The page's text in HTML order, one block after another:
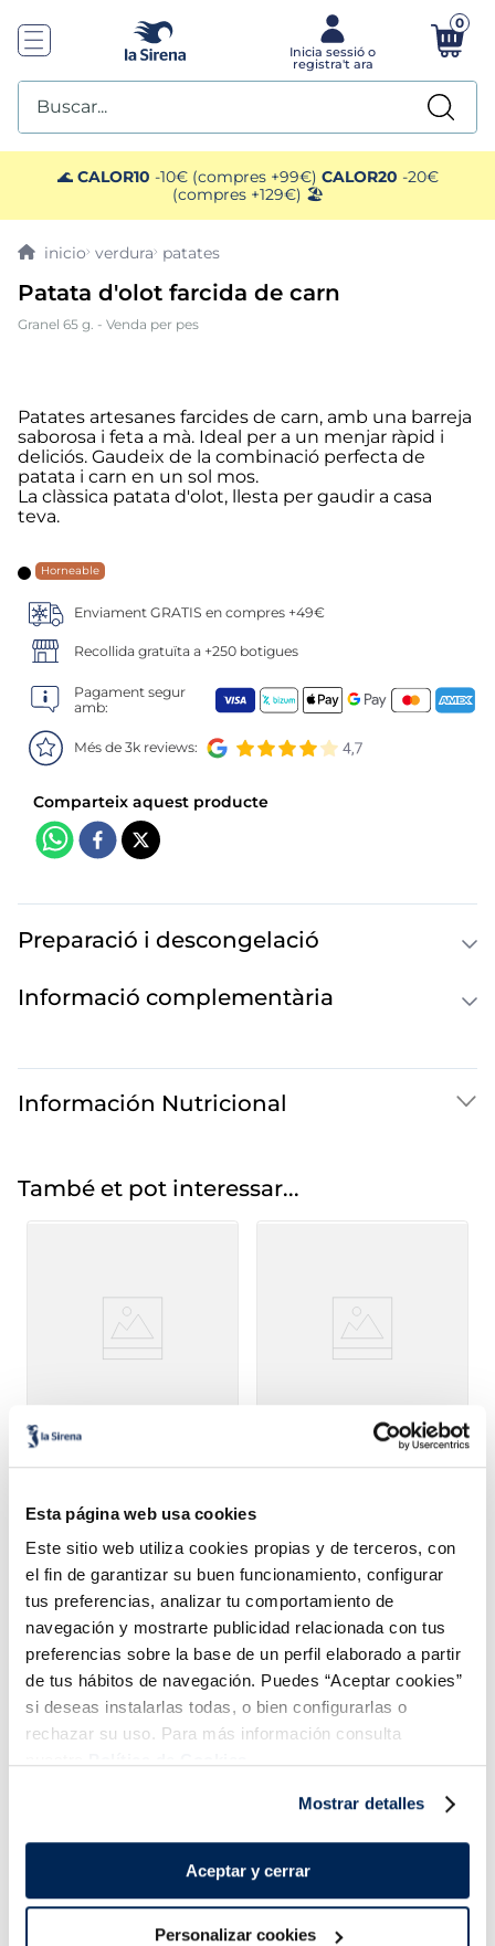
Esta página web usa cookies
Este sitio web utiliza cookies propias y de terceros, con
el fin de garantizar su buen funcionamiento, configurar
tus preferencias, analizar tu comportamiento de
navegación y mostrarte publicidad relacionada con tus
preferencias sobre la base de un perfil elaborado a partir
de tus hábitos de navegación. Puedes “Aceptar cookies”
si deseas instalarlas todas, o bien configurarlas o
rechazar su uso. Para más información consulta
Mostrar detalles
Aceptar y cerrar
Personalizar cookies
0
Buscar...
🌊 CALOR10 -10€ (compres +99€) CALOR20 -20€
(compres +129€) 🏖️
verdura patates
Patata d'olot farcida de carn
Granel 65 g. - Venda per pes
Patates artesanes farcides de carn, amb una barreja
saborosa i feta a mà. Ideal per a un menjar ràpid i
deliciós. Gaudeix de la combinació perfecta de
patata i carn en un sol mos.
La clàssica patata d'olot, llesta per gaudir a casa
teva.
Horneable
Enviament GRATIS en compres +49€
Recollida gratuïta a +250 botigues
Pagament segur
amb:
Més de 3k reviews:
Preparació i descongelació
Informació complementària
Información Nutricional
També et pot interessar...
3,75 € Bossa 500 g
Añadir
Patata farcida de carxofa
21,99 €
Añadir
Combina-ho i fes un menú de 10!
TOP SEARCHES
1. helados sirena
3. patatas
5. verduras
6. croquetas
8. gambon
. sushi
10. listísimos